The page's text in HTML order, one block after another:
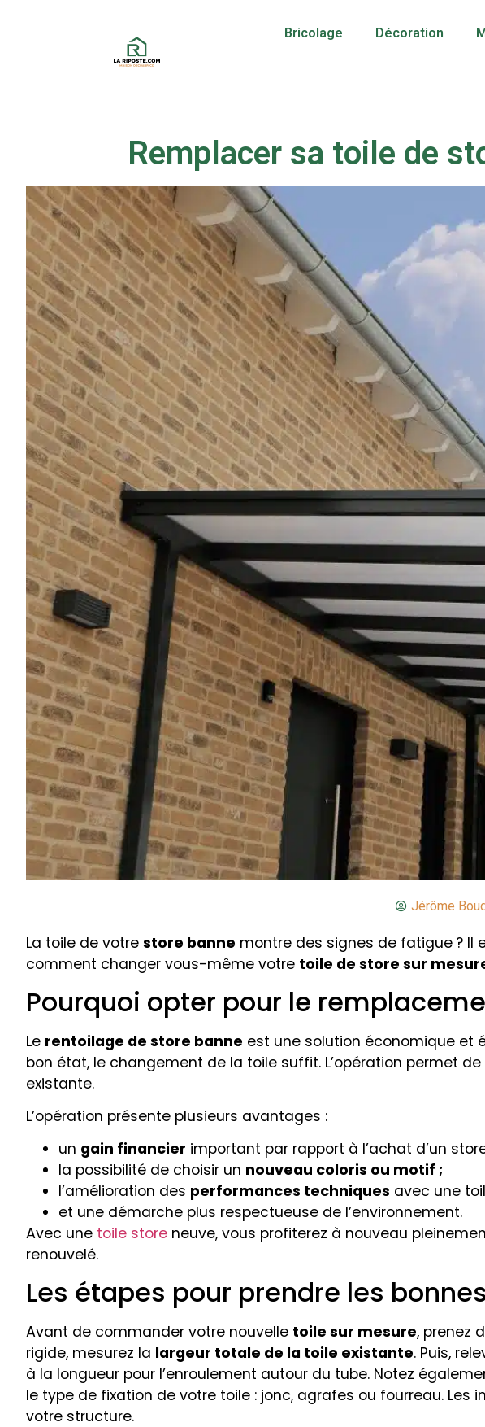
Bricolage Décoration
Remplacer sa toile de
Jérôme
La toile de votre store banne montre des signes de fatigue ? Il
comment changer vous-même votre toile de store sur
Pourquoi opter pour le
Le rentoilage de store banne est une solution économique et
bon état, le changement de la toile suffit. L’opération permet
existante.
L’opération présente plusieurs avantages :
un gain financier important par rapport à l’achat d’un
la possibilité de choisir un nouveau coloris ou motif ;
l’amélioration des performances techniques avec une
et une démarche plus respectueuse de l’environnement.
Avec une toile store neuve, vous profiterez à nouveau
renouvelé.
Les étapes pour prendre les
Avant de commander votre nouvelle toile sur mesure, prenez
rigide, mesurez la largeur totale de la toile existante. Puis,
à la longueur pour l’enroulement autour du tube. Notez
le type de fixation de votre toile : jonc, agrafes ou fourreau.
votre structure.